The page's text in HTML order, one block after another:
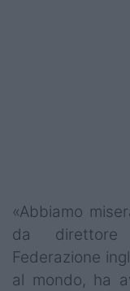
Shop
«Abbiamo
da direttore
Federazione
al mondo, ha